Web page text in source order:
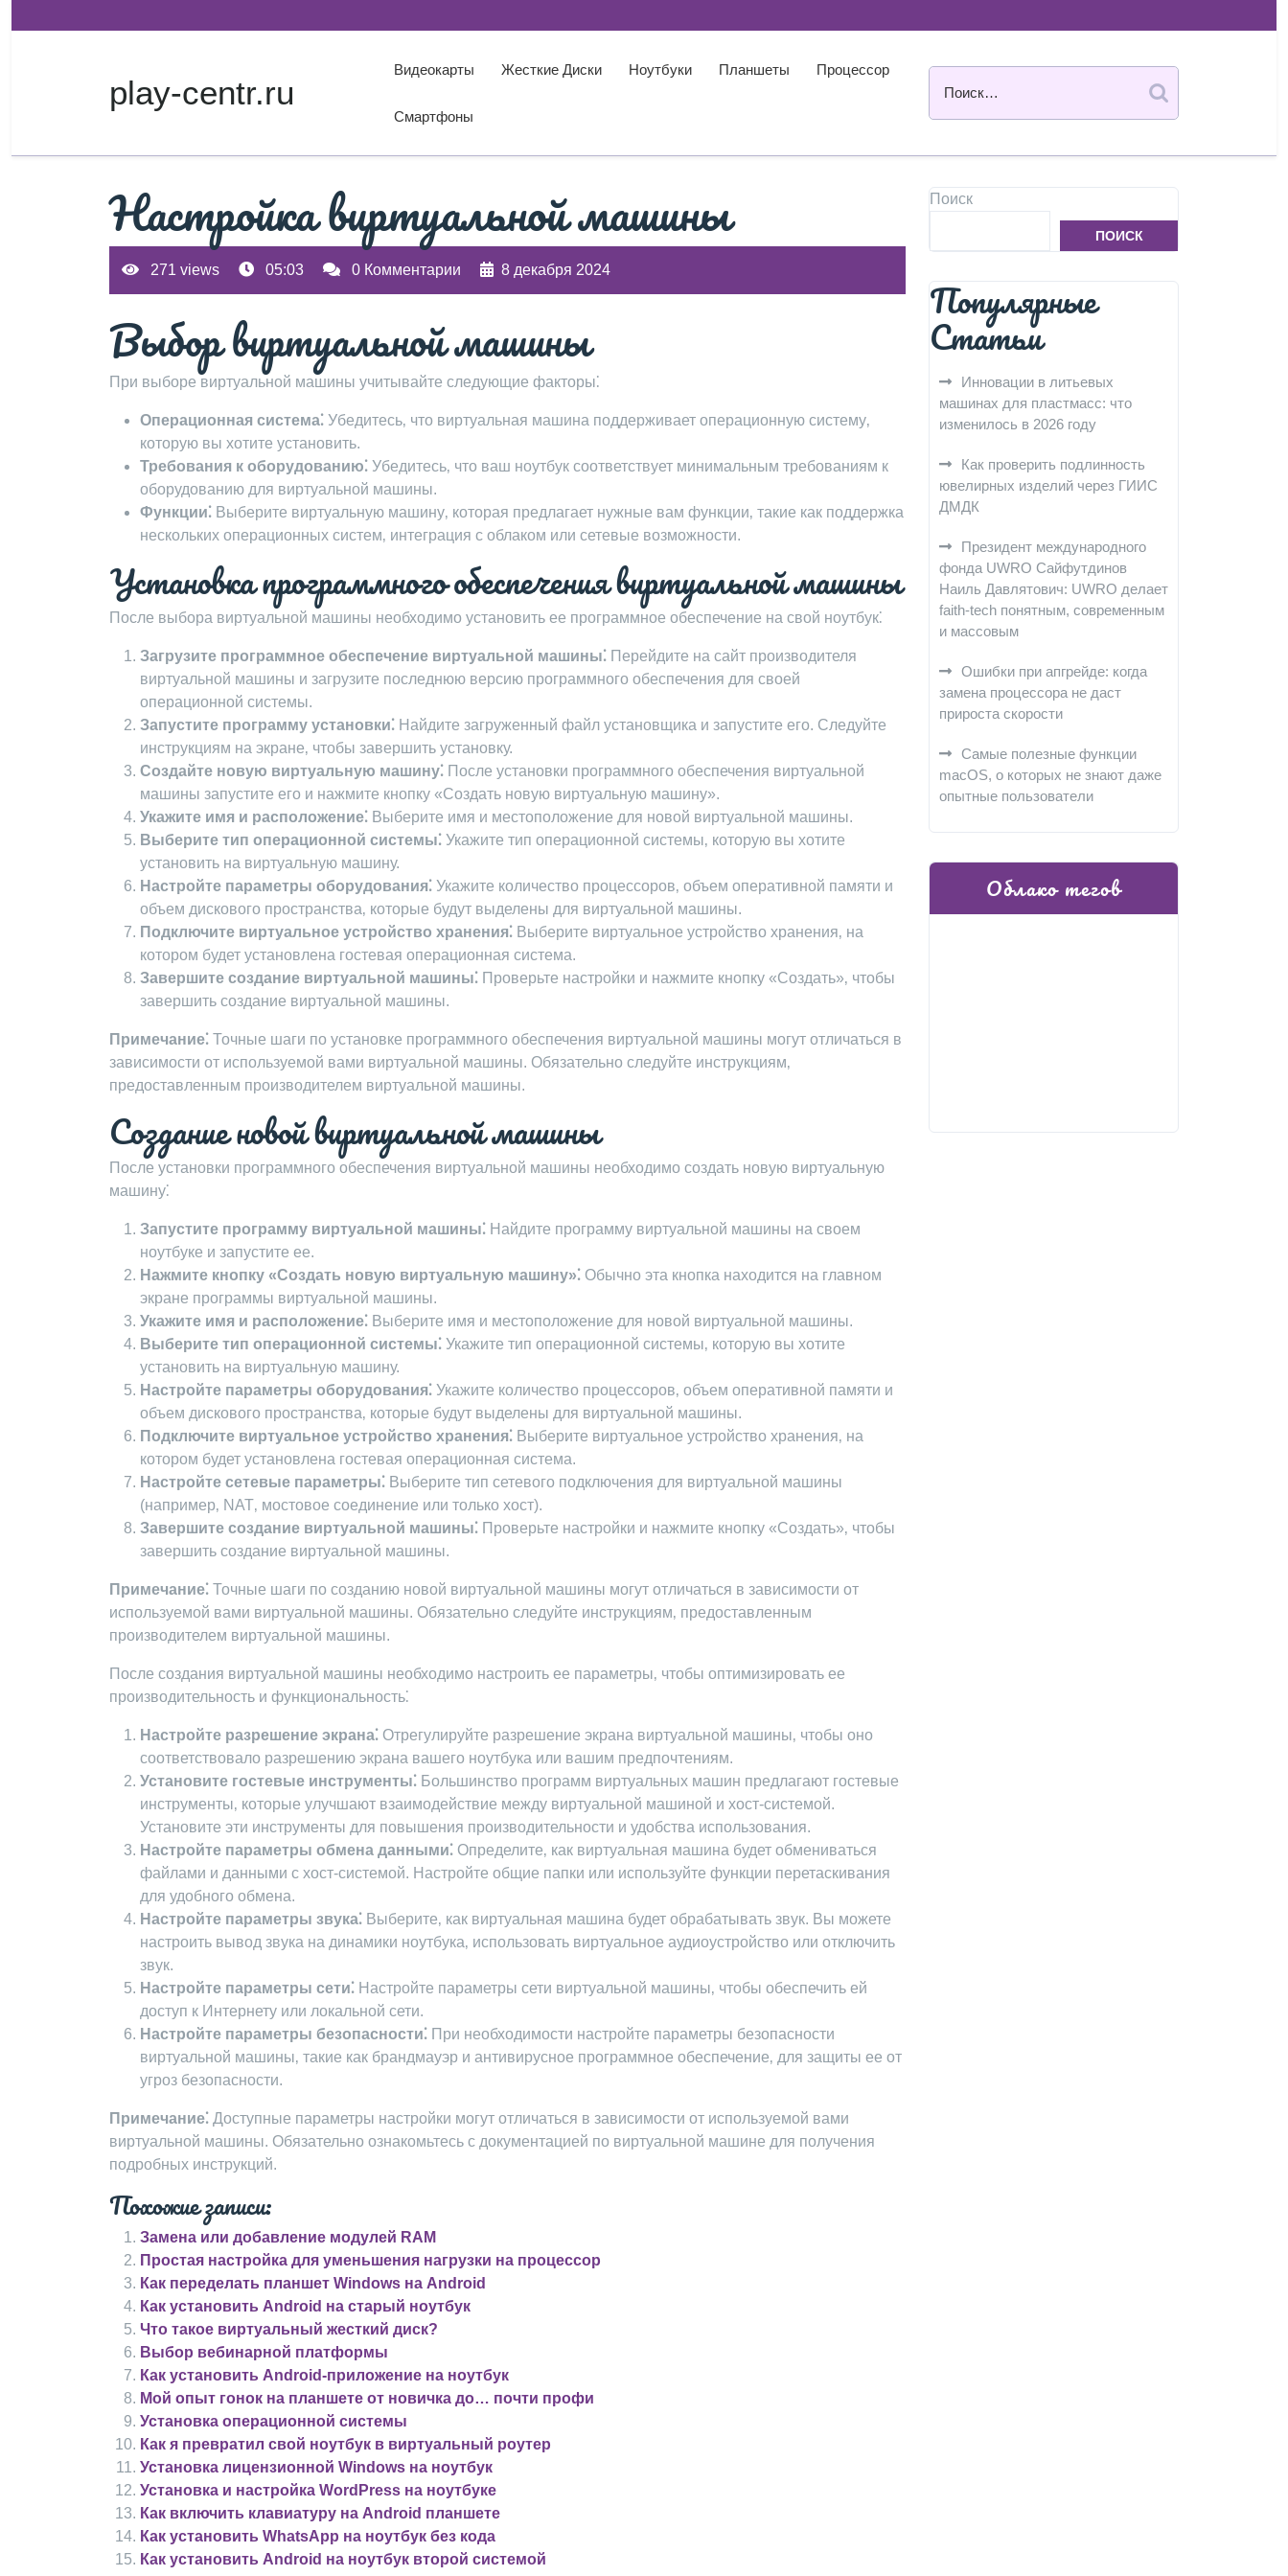
к
play-centr.ru
Видеокарты Жесткие Диски Ноутбуки Планшеты Процессор
Смартфоны
Настройка виртуальной машины
271 views 05:03 0 Комментарии 8 декабря 2024
Выбор виртуальной машины
При выборе виртуальной машины учитывайте следующие факторы⁚
Операционная система⁚ Убедитесь‚ что виртуальная машина поддерживает операционную систему‚
которую вы хотите установить.
Требования к оборудованию⁚ Убедитесь‚ что ваш ноутбук соответствует минимальным требованиям к
оборудованию для виртуальной машины.
Функции⁚ Выберите виртуальную машину‚ которая предлагает нужные вам функции‚ такие как поддержка
нескольких операционных систем‚ интеграция с облаком или сетевые возможности.
Установка программного обеспечения виртуальной машины
После выбора виртуальной машины необходимо установить ее программное обеспечение на свой ноутбук⁚
Загрузите программное обеспечение виртуальной машины⁚ Перейдите на сайт производителя
виртуальной машины и загрузите последнюю версию программного обеспечения для своей
операционной системы.
Запустите программу установки⁚ Найдите загруженный файл установщика и запустите его. Следуйте
инструкциям на экране‚ чтобы завершить установку.
Создайте новую виртуальную машину⁚ После установки программного обеспечения виртуальной
машины запустите его и нажмите кнопку «Создать новую виртуальную машину».
Укажите имя и расположение⁚ Выберите имя и местоположение для новой виртуальной машины.
Выберите тип операционной системы⁚ Укажите тип операционной системы‚ которую вы хотите
установить на виртуальную машину.
Настройте параметры оборудования⁚ Укажите количество процессоров‚ объем оперативной памяти и
объем дискового пространства‚ которые будут выделены для виртуальной машины.
Подключите виртуальное устройство хранения⁚ Выберите виртуальное устройство хранения‚ на
котором будет установлена гостевая операционная система.
Завершите создание виртуальной машины⁚ Проверьте настройки и нажмите кнопку «Создать»‚ чтобы
завершить создание виртуальной машины.
Примечание⁚ Точные шаги по установке программного обеспечения виртуальной машины могут отличаться в
зависимости от используемой вами виртуальной машины. Обязательно следуйте инструкциям‚
предоставленным производителем виртуальной машины.
Создание новой виртуальной машины
После установки программного обеспечения виртуальной машины необходимо создать новую виртуальную
машину⁚
Запустите программу виртуальной машины⁚ Найдите программу виртуальной машины на своем
ноутбуке и запустите ее.
Нажмите кнопку «Создать новую виртуальную машину»⁚ Обычно эта кнопка находится на главном
экране программы виртуальной машины.
Укажите имя и расположение⁚ Выберите имя и местоположение для новой виртуальной машины.
Выберите тип операционной системы⁚ Укажите тип операционной системы‚ которую вы хотите
установить на виртуальную машину.
Настройте параметры оборудования⁚ Укажите количество процессоров‚ объем оперативной памяти и
объем дискового пространства‚ которые будут выделены для виртуальной машины.
Подключите виртуальное устройство хранения⁚ Выберите виртуальное устройство хранения‚ на
котором будет установлена гостевая операционная система.
Настройте сетевые параметры⁚ Выберите тип сетевого подключения для виртуальной машины
(например‚ NAT‚ мостовое соединение или только хост).
Завершите создание виртуальной машины⁚ Проверьте настройки и нажмите кнопку «Создать»‚ чтобы
завершить создание виртуальной машины.
Примечание⁚ Точные шаги по созданию новой виртуальной машины могут отличаться в зависимости от
используемой вами виртуальной машины. Обязательно следуйте инструкциям‚ предоставленным
производителем виртуальной машины.
После создания виртуальной машины необходимо настроить ее параметры‚ чтобы оптимизировать ее
производительность и функциональность⁚
Настройте разрешение экрана⁚ Отрегулируйте разрешение экрана виртуальной машины‚ чтобы оно
соответствовало разрешению экрана вашего ноутбука или вашим предпочтениям.
Установите гостевые инструменты⁚ Большинство программ виртуальных машин предлагают гостевые
инструменты‚ которые улучшают взаимодействие между виртуальной машиной и хост-системой.
Установите эти инструменты для повышения производительности и удобства использования.
Настройте параметры обмена данными⁚ Определите‚ как виртуальная машина будет обмениваться
файлами и данными с хост-системой. Настройте общие папки или используйте функции перетаскивания
для удобного обмена.
Настройте параметры звука⁚ Выберите‚ как виртуальная машина будет обрабатывать звук. Вы можете
настроить вывод звука на динамики ноутбука‚ использовать виртуальное аудиоустройство или отключить
звук.
Настройте параметры сети⁚ Настройте параметры сети виртуальной машины‚ чтобы обеспечить ей
доступ к Интернету или локальной сети.
Настройте параметры безопасности⁚ При необходимости настройте параметры безопасности
виртуальной машины‚ такие как брандмауэр и антивирусное программное обеспечение‚ для защиты ее от
угроз безопасности.
Примечание⁚ Доступные параметры настройки могут отличаться в зависимости от используемой вами
виртуальной машины. Обязательно ознакомьтесь с документацией по виртуальной машине для получения
подробных инструкций.
Похожие записи:
Замена или добавление модулей RAM
Простая настройка для уменьшения нагрузки на процессор
Как переделать планшет Windows на Android
Как установить Android на старый ноутбук
Что такое виртуальный жесткий диск?
Выбор вебинарной платформы
Как установить Android-приложение на ноутбук
Мой опыт гонок на планшете от новичка до… почти профи
Установка операционной системы
Как я превратил свой ноутбук в виртуальный роутер
Установка лицензионной Windows на ноутбук
Установка и настройка WordPress на ноутбуке
Как включить клавиатуру на Android планшете
Как установить WhatsApp на ноутбук без кода
Как установить Android на ноутбук второй системой
Поиск
ПОИСК
Популярные
Статьи
Инновации в литьевых
машинах для пластмасс: что
изменилось в 2026 году
Как проверить подлинность
ювелирных изделий через ГИИС
ДМДК
Президент международного
фонда UWRO Сайфутдинов
Наиль Давлятович: UWRO делает
faith-tech понятным, современным
и массовым
Ошибки при апгрейде: когда
замена процессора не даст
прироста скорости
Самые полезные функции
macOS, о которых не знают даже
опытные пользователи
Облако тегов